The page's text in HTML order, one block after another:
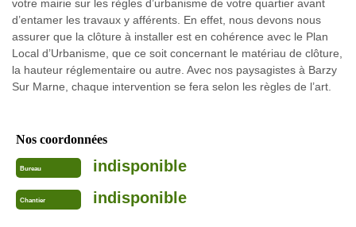
votre mairie sur les règles d’urbanisme de votre quartier avant
d’entamer les travaux y afférents. En effet, nous devons nous
assurer que la clôture à installer est en cohérence avec le Plan
Local d’Urbanisme, que ce soit concernant le matériau de clôture,
la hauteur réglementaire ou autre. Avec nos paysagistes à Barzy
Sur Marne, chaque intervention se fera selon les règles de l’art.
Nos coordonnées
Bureau indisponible
Chantier indisponible